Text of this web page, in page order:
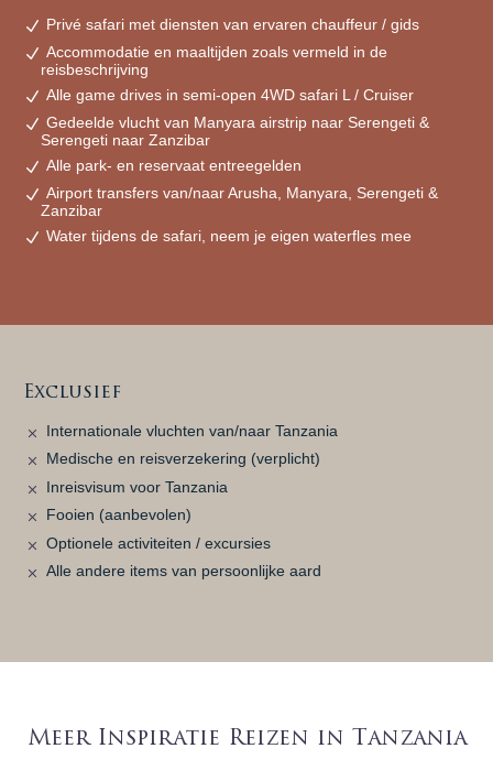
Privé safari met diensten van ervaren chauffeur / gids
Accommodatie en maaltijden zoals vermeld in de
reisbeschrijving
Alle game drives in semi-open 4WD safari L / Cruiser
Gedeelde vlucht van Manyara airstrip naar Serengeti &
Serengeti naar Zanzibar
Alle park- en reservaat entreegelden
Airport transfers van/naar Arusha, Manyara, Serengeti &
Zanzibar
Water tijdens de safari, neem je eigen waterfles mee
Exclusief
Internationale vluchten van/naar Tanzania
Medische en reisverzekering (verplicht)
Inreisvisum voor Tanzania
Fooien (aanbevolen)
Optionele activiteiten / excursies
Alle andere items van persoonlijke aard
Meer Inspiratie Reizen in Tanzania